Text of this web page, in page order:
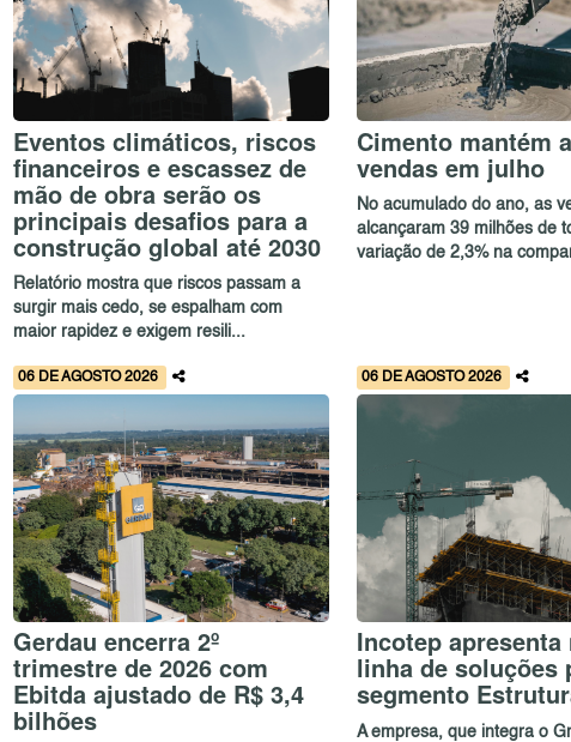
Eventos climáticos, riscos
financeiros e escassez de
mão de obra serão os
principais desafios para a
construção global até 2030
Relatório mostra que riscos passam a
surgir mais cedo, se espalham com
maior rapidez e exigem resili...
Cimento mantém
vendas em julho
No acumulado do ano, as
alcançaram 39 milhões de
variação de 2,3% na
06 DE AGOSTO 2026
Gerdau encerra 2º
trimestre de 2026 com
Ebitda ajustado de R$ 3,4
bilhões
06 DE AGOSTO 2026
Incotep apresenta
linha de soluções
segmento
A empresa, que integra o